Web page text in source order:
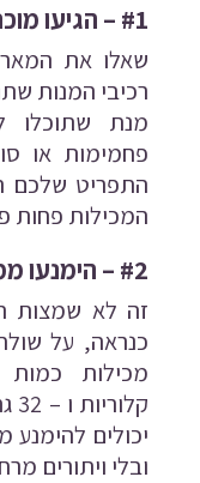
#1 – הגיעו מוכנים
שאלו את
רכיבי המנות
מנת שתוכלו
פחמימות או
התפריט שלכם
המכילות פחות
#2 – הימנעו ממצות
זה לא שמצות
כנראה, על
יכולים להימנע
ובלי ויתורים